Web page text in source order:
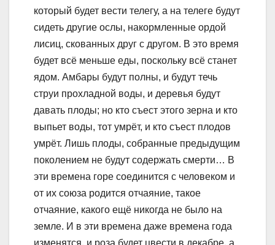
который будет вести телегу, а на телеге будут
сидеть другие ослы, накормленные ордой
лисиц, скованных друг с другом. В это время
будет всё меньше еды, поскольку всё станет
ядом. Амбары будут полны, и будут течь
струи прохладной воды, и деревья будут
давать плоды; но кто съест этого зерна и кто
выпьет воды, тот умрёт, и кто съест плодов
умрёт. Лишь плоды, собранные предыдущим
поколением не будут содержать смерти… В
эти времена горе соединится с человеком и
от их союза родится отчаяние, такое
отчаяние, какого ещё никогда не было на
земле. И в эти времена даже времена года
изменятся, и роза будет цвести в декабре, а